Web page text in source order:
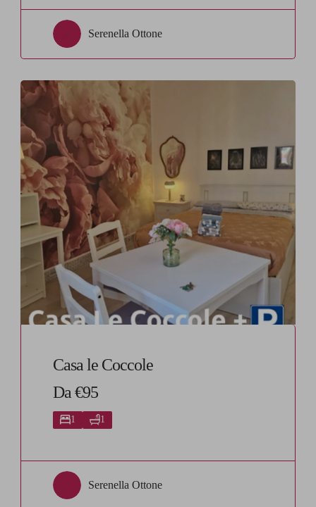
Serenella Ottone
Casa le Coccole
Da €95
1 1
Serenella Ottone